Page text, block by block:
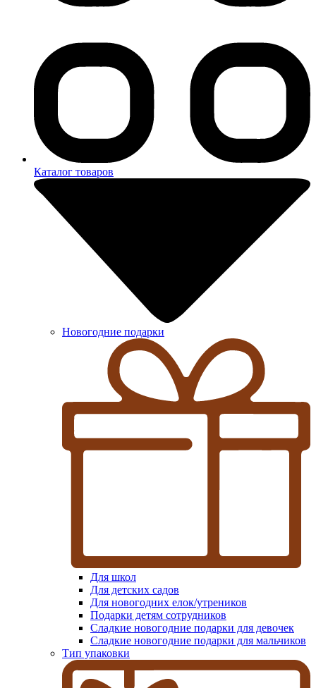
Каталог товаров
Новогодние подарки
Для школ
Для детских садов
Для новогодних елок/утреников
Подарки детям сотрудников
Сладкие новогодние подарки для девочек
Сладкие новогодние подарки для мальчиков
Тип упаковки